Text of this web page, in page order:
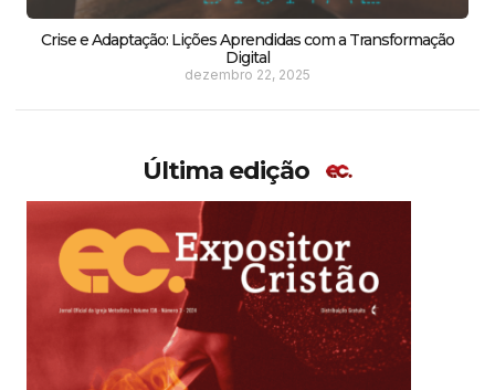
Crise e Adaptação: Lições Aprendidas com a Transformação
Digital
dezembro 22, 2025
Última edição